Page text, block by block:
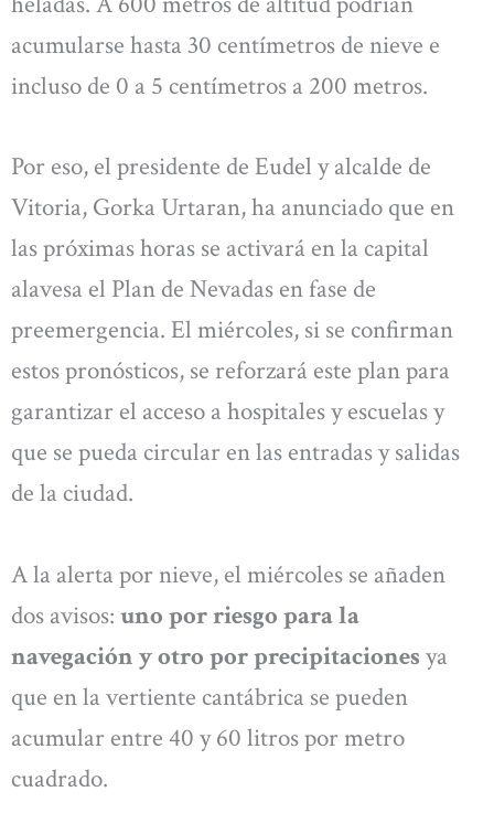
acumularse hasta 30 centímetros de nieve e
incluso de 0 a 5 centímetros a 200 metros.
Por eso, el presidente de Eudel y alcalde de
Vitoria, Gorka Urtaran, ha anunciado que en
las próximas horas se activará en la capital
alavesa el Plan de Nevadas en fase de
preemergencia. El miércoles, si se confirman
estos pronósticos, se reforzará este plan para
garantizar el acceso a hospitales y escuelas y
que se pueda circular en las entradas y salidas
de la ciudad.
A la alerta por nieve, el miércoles se añaden
dos avisos: uno por riesgo para la
navegación y otro por precipitaciones ya
que en la vertiente cantábrica se pueden
acumular entre 40 y 60 litros por metro
cuadrado.